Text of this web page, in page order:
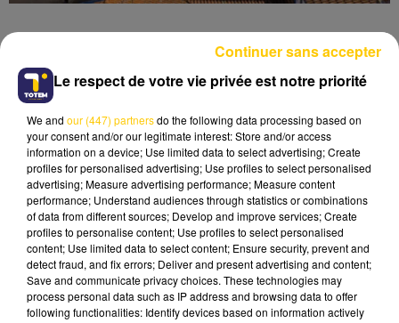
1er juin 2026 - 4 min 6 sec
L'INFO DU PUY-DE-DÔME DU 01/06/26
À 08H30
Le respect de votre vie privée est notre priorité
We and our (447) partnersdo the following data processing based on
your consent and/or our legitimate interest: Store and/or access
information on a device; Use limited data to select advertising; Create
profiles for personalised advertising; Use profiles to select personalised
advertising; Measure advertising performance; Measure content
performance; Understand audiences through statistics or combinations
of data from different sources; Develop and improve services; Create
profiles to personalise content; Use profiles to select personalised
content; Use limited data to select content; Ensure security, prevent and
detect fraud, and fix errors; Deliver and present advertising and content;
Save and communicate privacy choices. These technologies may
process personal data such as IP address and browsing data to offer
following functionalities: Identify devices based on information actively
Continuer sans accepter